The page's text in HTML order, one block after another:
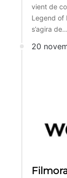
vient de
Legend of
s’agira de…
20